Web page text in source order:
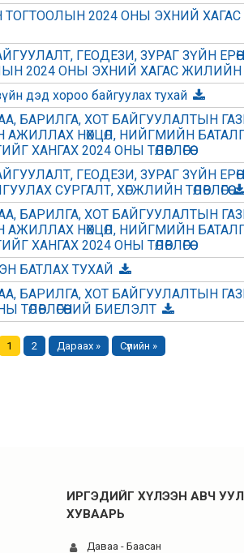
ТОГТООЛЫН 2024 ОНЫ ЭХНИЙ
ГЕОДЕЗИ, ЗУРАГ ЗҮЙН
2024 ОНЫ ЭХНИЙ ХАГАС
дэд хороо байгуулах тухай
БАРИЛГА, ХОТ БАЙГУУЛАЛТЫН
НӨХЦӨЛ, НИЙГМИЙН
ХАНГАХ 2024 ОНЫ ТӨЛӨВЛӨГӨӨ
ГЕОДЕЗИ, ЗУРАГ ЗҮЙН
СУРГАЛТ, ХӨГЖЛИЙН ТӨЛӨВЛӨГӨӨ
БАРИЛГА, ХОТ БАЙГУУЛАЛТЫН
НӨХЦӨЛ, НИЙГМИЙН
ХАНГАХ 2024 ОНЫ ТӨЛӨВЛӨГӨӨ
БАТЛАХ ТУХАЙ
БАРИЛГА, ХОТ БАЙГУУЛАЛТЫН
ТӨЛӨВЛӨГӨӨНИЙ БИЕЛЭЛТ
1 2 Дараах » Сүүлийн »
ИРГЭДИЙГ ХҮЛЭЭН АВЧ
ХУВААРЬ
Даваа - Баасан